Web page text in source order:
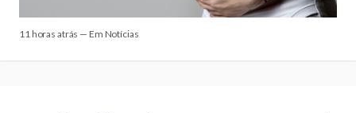
11 horas atrás — Em Notícias